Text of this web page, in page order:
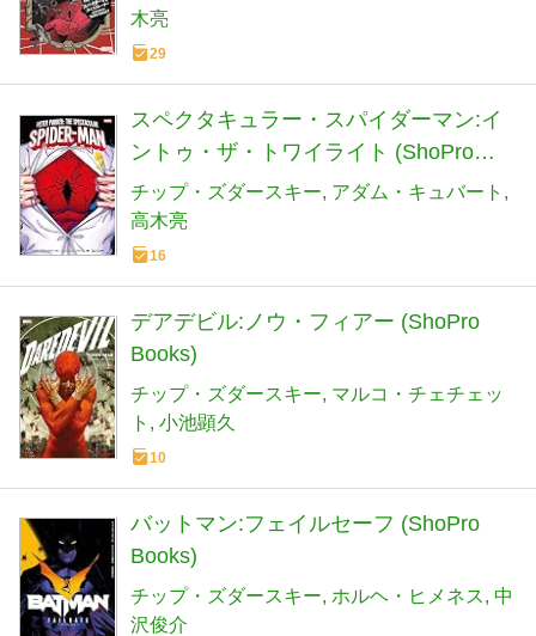
木亮
29
スペクタキュラー・スパイダーマン:イ
ントゥ・ザ・トワイライト (ShoPro
Books)
チップ・ズダースキー アダム・キュバート
高木亮
16
デアデビル:ノウ・フィアー (ShoPro
Books)
チップ・ズダースキー マルコ・チェチェッ
ト
小池顕久
10
バットマン:フェイルセーフ (ShoPro
Books)
チップ・ズダースキー ホルヘ・ヒメネス 中
沢俊介